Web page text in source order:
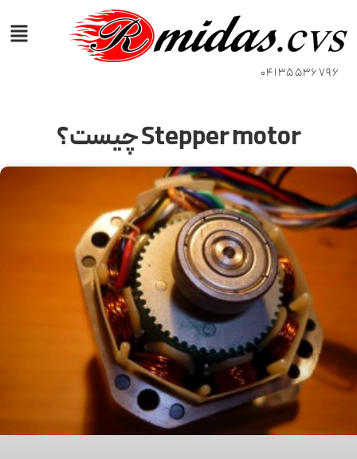
04135536796
Stepper motor چیست؟